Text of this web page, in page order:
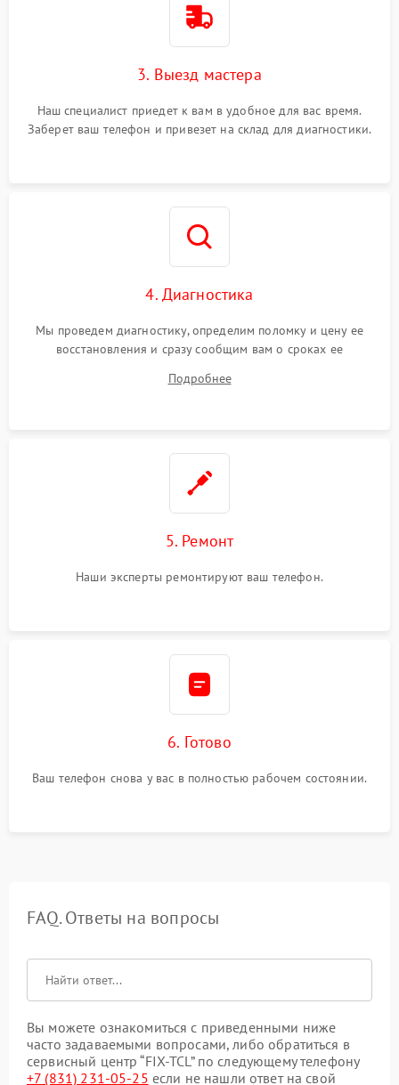
3. Выезд мастера
Наш специалист приедет к вам в удобное для вас время.
Заберет ваш телефон и привезет на склад для диагностики.
4. Диагностика
Мы проведем диагностику, определим поломку и цену ее
восстановления и сразу сообщим вам о сроках ее
Подробнее
5. Ремонт
Наши эксперты ремонтируют ваш телефон.
6. Готово
Ваш телефон снова у вас в полностью рабочем состоянии.
FAQ. Ответы на вопросы
Вы можете ознакомиться с приведенными ниже
часто задаваемыми вопросами, либо обратиться в
сервисный центр “FIX-TCL” по следующему телефону
+7 (831) 231-05-25 если не нашли ответ на свой